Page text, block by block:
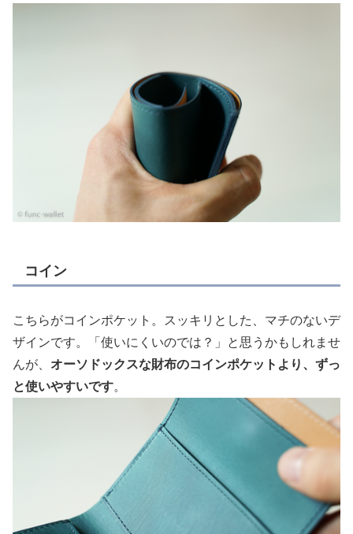
コイン
こちらがコインポケット。スッキリとした、マチのないデ
ザインです。「使いにくいのでは？」と思うかもしれませ
んが、 オーソドックスな財布のコインポケットより、ずっ
と使いやすいです。